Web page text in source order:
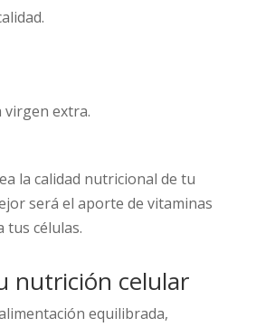
virgen extra.
la calidad nutricional de tu
será el aporte de vitaminas
tus células.
nutrición celular
equilibrada,